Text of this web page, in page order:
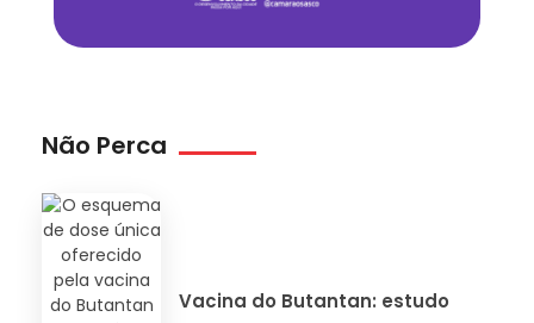
Não Perca
Vacina do Butantan: estudo